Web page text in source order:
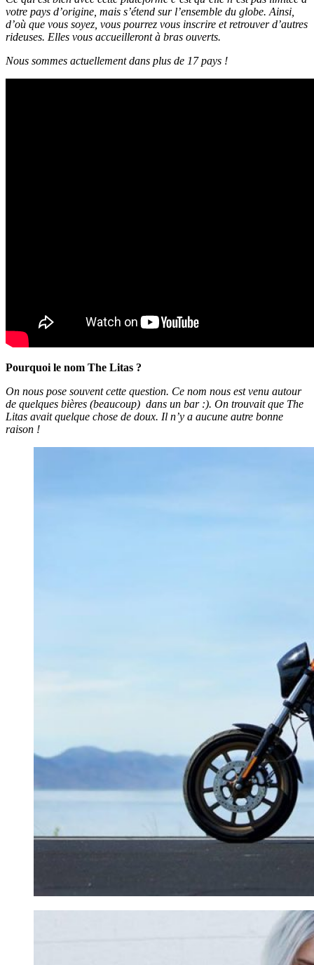
votre pays d’origine, mais s’étend sur l’ensemble du globe. Ainsi,
d’où que vous soyez, vous pourrez vous inscrire et retrouver d’autres
rideuses. Elles vous accueilleront à bras ouverts.
Nous sommes actuellement dans plus de 17 pays !
Pourquoi le nom The Litas ?
On nous pose souvent cette question. Ce nom nous est venu autour
de quelques bières (beaucoup) dans un bar :). On trouvait que The
Litas avait quelque chose de doux. Il n’y a aucune autre bonne
raison !